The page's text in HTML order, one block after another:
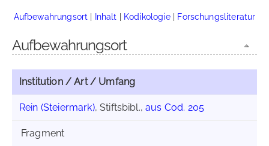
Aufbewahrungsort | Inhalt | Kodikologie| Forschungsliteratur
Aufbewahrungsort
Institution / Art / Umfang
Rein (Steiermark), Stiftsbibl.,aus Cod. 205
Fragment